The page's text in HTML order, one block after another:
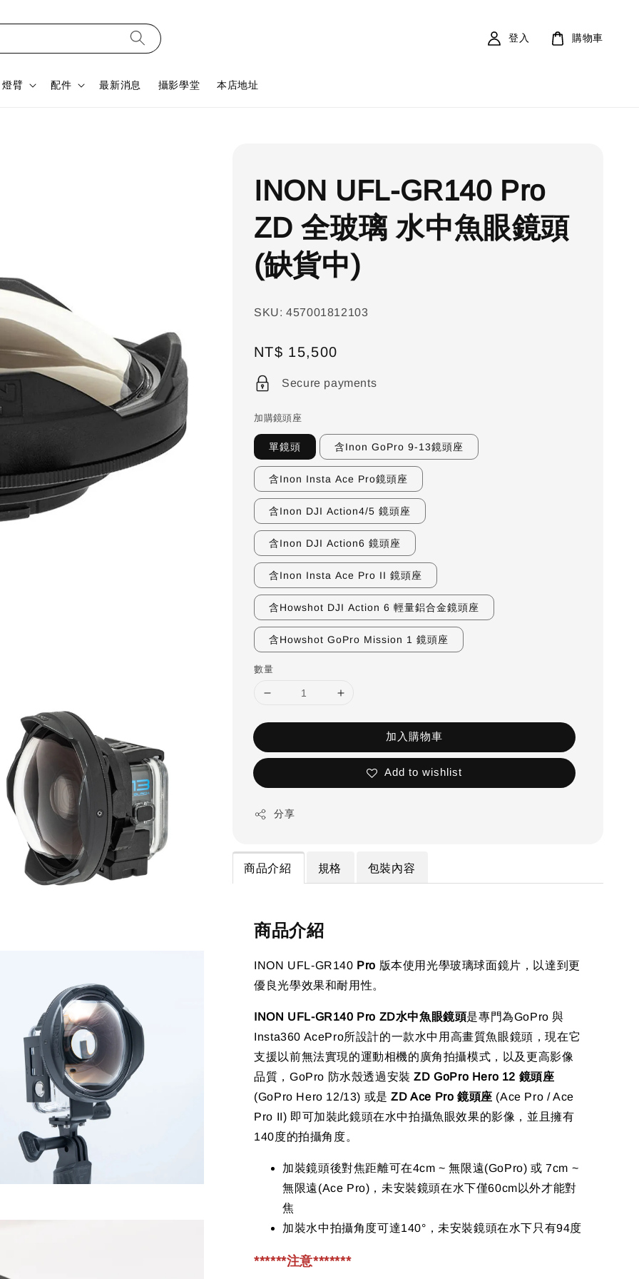
燈臂 配件 最新消息 攝影學堂 本店地址
登入 購物車
INON UFL-GR140 Pro
ZD 全玻璃 水中魚眼鏡頭
(缺貨中)
SKU: 457001812103
Regular
price
NT$ 15,500
Secure payments
加購鏡頭座
單鏡頭 含Inon GoPro 9-13鏡頭座
含Inon Insta Ace Pro鏡頭座
含Inon DJI Action4/5 鏡頭座
含Inon DJI Action6 鏡頭座
含Inon Insta Ace Pro II 鏡頭座
含Howshot DJI Action 6 輕量鋁合金鏡頭座
含Howshot GoPro Mission 1 鏡頭座
數量
加入購物車
Add to wishlist
分享
商品介紹 規格 包裝內容
商品介紹
INON UFL-GR140 Pro 版本使用光學玻璃球面鏡片，以達到更
優良光學效果和耐用性。
INON UFL-GR140 Pro ZD水中魚眼鏡頭是專門為GoPro 與
Insta360 AcePro所設計的一款水中用高畫質魚眼鏡頭，現在它
支援以前無法實現的運動相機的廣角拍攝模式，以及更高影像
品質，GoPro 防水殼透過安裝ZD GoPro Hero 12 鏡頭座
(GoPro Hero 12/13) 或是ZD Ace Pro 鏡頭座 (Ace Pro / Ace
Pro II) 即可加裝此鏡頭在水中拍攝魚眼效果的影像，並且擁有
140度的拍攝角度。
加裝鏡頭後對焦距離可在4cm ~ 無限遠(GoPro) 或 7cm ~
無限遠(Ace Pro)，未安裝鏡頭在水下僅60cm以外才能對
焦
加裝水中拍攝角度可達140°，未安裝鏡頭在水下只有94度
******注意*******